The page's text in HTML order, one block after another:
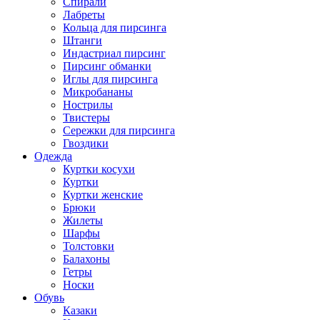
Лабреты
Кольца для пирсинга
Штанги
Индастриал пирсинг
Пирсинг обманки
Иглы для пирсинга
Микробананы
Нострилы
Твистеры
Сережки для пирсинга
Гвоздики
Одежда
Куртки косухи
Куртки
Куртки женские
Брюки
Жилеты
Шарфы
Толстовки
Балахоны
Гетры
Носки
Обувь
Казаки